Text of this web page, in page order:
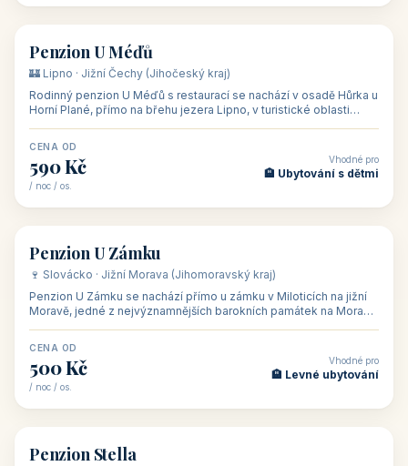
🏡 penzion
Penzion U Méďů
🏰 Lipno · Jižní Čechy (Jihočeský kraj)
Rodinný penzion U Méďů s restaurací se nachází v osadě Hůrka u
Horní Plané, přímo na břehu jezera Lipno, v turistické oblasti
CENA OD
590 Kč
/ noc / os.
Vhodné pro
🏨 Ubytování s dětmi
🏡 penzion
Penzion U Zámku
🍷 Slovácko · Jižní Morava (Jihomoravský kraj)
Penzion U Zámku se nachází přímo u zámku v Miloticích na jižní
Moravě, jedné z nejvýznamnějších barokních památek na Moravě,
CENA OD
500 Kč
/ noc / os.
Vhodné pro
🏨 Levné ubytování
🏡 penzion
Penzion Stella